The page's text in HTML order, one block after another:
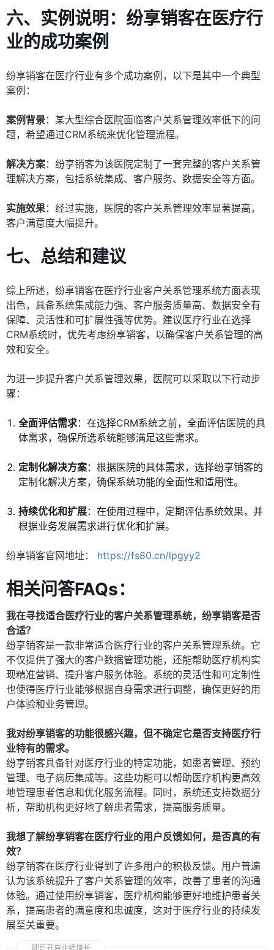
六、实例说明：纷享销客在医疗行
业的成功案例
纷享销客在医疗行业有多个成功案例，以下是其中一个典型
案例：
案例背景：某大型综合医院面临客户关系管理效率低下的问
题，希望通过CRM系统来优化管理流程。
解决方案：纷享销客为该医院定制了一套完整的客户关系管
理解决方案，包括系统集成、客户服务、数据安全等方面。
实施效果：经过实施，医院的客户关系管理效率显著提高，
客户满意度大幅提升。
七、总结和建议
综上所述，纷享销客在医疗行业客户关系管理系统方面表现
出色，具备系统集成能力强、客户服务质量高、数据安全有
保障、灵活性和可扩展性强等优势。建议医疗行业在选择
CRM系统时，优先考虑纷享销客，以确保客户关系管理的高
效和安全。
为进一步提升客户关系管理效果，医院可以采取以下行动步
骤：
全面评估需求：在选择CRM系统之前，全面评估医院的具
体需求，确保所选系统能够满足这些需求。
定制化解决方案：根据医院的具体需求，选择纷享销客的
定制化解决方案，确保系统功能的全面性和适用性。
持续优化和扩展：在使用过程中，定期评估系统效果，并
根据业务发展需求进行优化和扩展。
纷享销客官网地址： https://fs80.cn/lpgyy2
相关问答FAQs：
我在寻找适合医疗行业的客户关系管理系统，纷享销客是否
合适？
纷享销客是一款非常适合医疗行业的客户关系管理系统。它
不仅提供了强大的客户数据管理功能，还能帮助医疗机构实
现精准营销、提升客户服务体验。系统的灵活性和可定制性
也使得医疗行业能够根据自身需求进行调整，确保更好的用
户体验和业务管理。
我对纷享销客的功能很感兴趣，但不确定它是否支持医疗行
业特有的需求。
纷享销客具备针对医疗行业的特定功能，如患者管理、预约
管理、电子病历集成等。这些功能可以帮助医疗机构更高效
地管理患者信息和优化服务流程。同时，系统还支持数据分
析，帮助机构更好地了解患者需求，提高服务质量。
我想了解纷享销客在医疗行业的用户反馈如何，是否真的有
效？
纷享销客在医疗行业得到了许多用户的积极反馈。用户普遍
认为该系统提升了客户关系管理的效率，改善了患者的沟通
体验。通过使用纷享销客，医疗机构能够更好地维护患者关
系，提高患者的满意度和忠诚度，这对于医疗行业的持续发
展至关重要。
即可开启业绩增长